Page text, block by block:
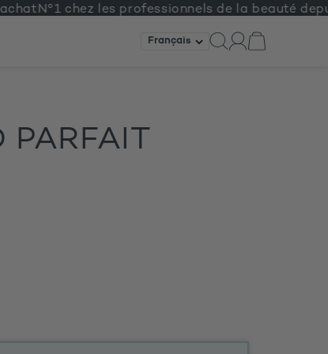
N°1 chez les professionnels de la beauté depuis
PARFAIT